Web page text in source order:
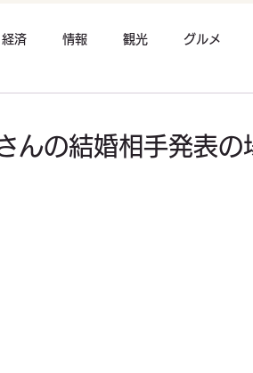
経済 情報 観光 グルメ
んの結婚相手発表の